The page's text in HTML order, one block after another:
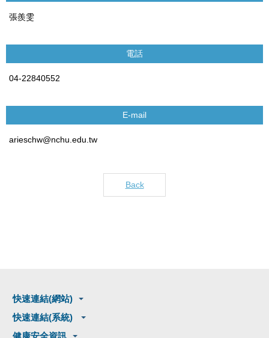
張羨雯
電話
04-22840552
E-mail
arieschw@nchu.edu.tw
Back
快速連結(網站)
快速連結(系統)
健康安全資訊